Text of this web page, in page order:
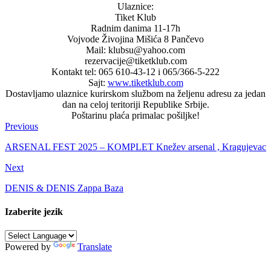
Ulaznice:
Tiket Klub
Radnim danima 11-17h
Vojvode Živojina Mišića 8 Pančevo
Mail: klubsu@yahoo.com
rezervacije@tiketklub.com
Kontakt tel: 065 610-43-12 i 065/366-5-222
Sajt: www.tiketklub.com
Dostavljamo ulaznice kurirskom službom na željenu adresu za jedan
dan na celoj teritoriji Republike Srbije.
Poštarinu plaća primalac pošiljke!
Previous
ARSENAL FEST 2025 – KOMPLET Knežev arsenal , Kragujevac
Next
DENIS & DENIS Zappa Baza
Izaberite jezik
Powered by Translate